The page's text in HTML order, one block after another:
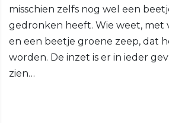
misschien zelfs nog wel een
gedronken heeft. Wie weet, met
en een beetje groene zeep, dat
worden. De inzet is er in ieder
zien…